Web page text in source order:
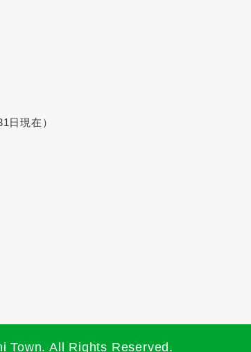
日現在）
Town. All Rights Reserved.